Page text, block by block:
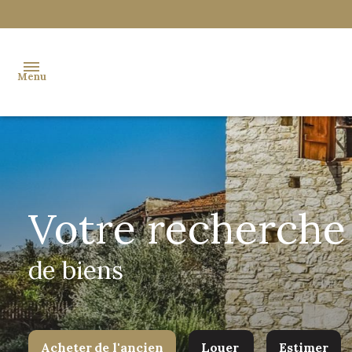
Menu
acheter
vendre
biens
vendus
Votre recherche
de biens
Acheter de l'ancien Louer Estimer